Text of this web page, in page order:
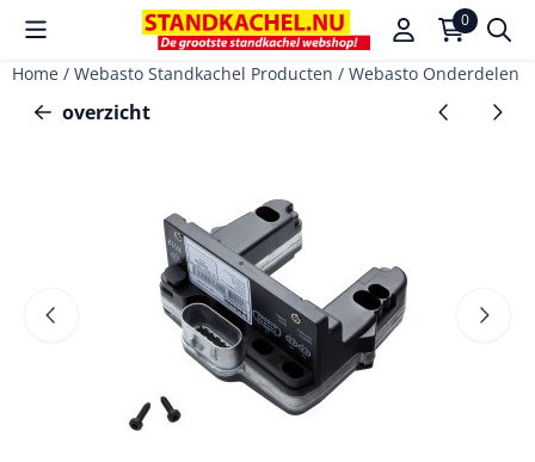
Cookievoorkeuren zijn beschikbaar. Kies instellingen of sta
0
Home / Webasto Standkachel Producten / Webasto Onderdelen
overzicht